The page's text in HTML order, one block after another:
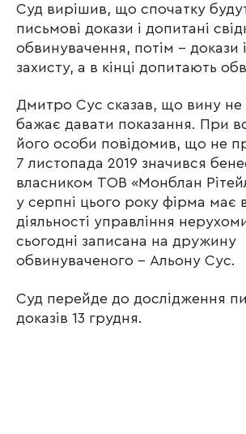
Суд вирішив, що спочатку
письмові докази і допитані
обвинувачення, потім – докази
захисту, а в кінці допитають
Дмитро Сус сказав, що вину не
бажає давати показання. При
його особи повідомив, що не
7 листопада 2019 значився
власником ТОВ «Монблан
у серпні цього року фірма має
діяльності управління
сьогодні записана на дружину
обвинуваченого – Альону Сус.
Суд перейде до дослідження
доказів 13 грудня.